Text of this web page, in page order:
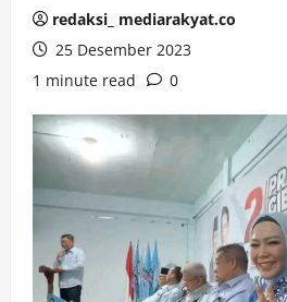
redaksi_ mediarakyat.co
25 Desember 2023
1 minute read
0